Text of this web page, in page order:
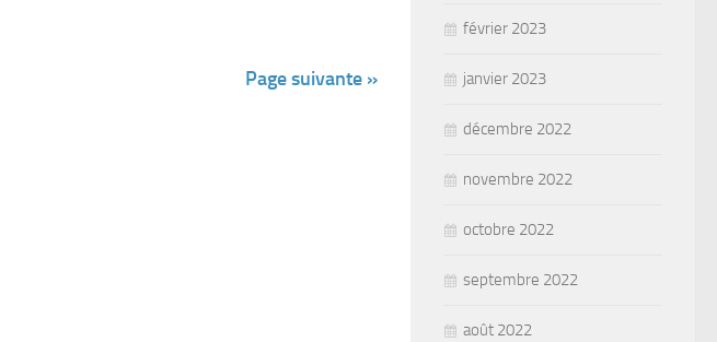
Page suivante »
février 2023
janvier 2023
décembre 2022
novembre 2022
octobre 2022
septembre 2022
août 2022